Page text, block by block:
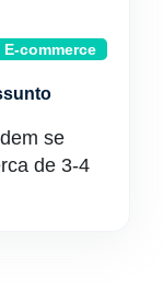
commerce
se
de 3-4